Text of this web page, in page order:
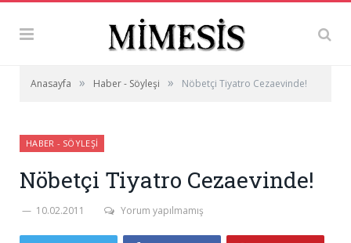
Anasayfa » Haber - Söyleşi » Nöbetçi Tiyatro Cezaevinde!
HABER - SÖYLEŞI
Nöbetçi Tiyatro Cezaevinde!
10.02.2011 Yorum yapılmamış